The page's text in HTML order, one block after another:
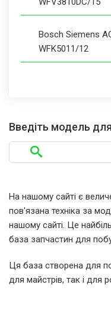
Bosch Siemens
WFK5011/12
Bosch Siemens
WM30050II/01
Bosch Siemens
Bosch Siemens
Введіть модель
На нашому сайті є
пов'язана техніка за
нашому сайті. Це
база запчастин для
Ця база створена для
для майстрів, так і для